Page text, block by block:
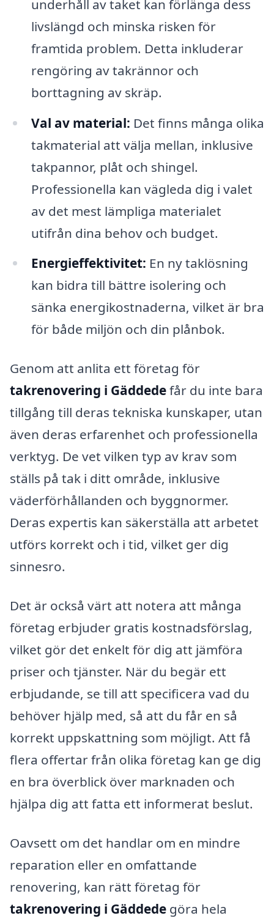
underhåll av taket kan förlänga dess
livslängd och minska risken för
framtida problem. Detta inkluderar
rengöring av takrännor och
borttagning av skräp.
Val av material: Det finns många olika
takmaterial att välja mellan, inklusive
takpannor, plåt och shingel.
Professionella kan vägleda dig i valet
av det mest lämpliga materialet
utifrån dina behov och budget.
Energieffektivitet: En ny taklösning
kan bidra till bättre isolering och
sänka energikostnaderna, vilket är bra
för både miljön och din plånbok.
Genom att anlita ett företag för
takrenovering i Gäddedefår du inte bara
tillgång till deras tekniska kunskaper, utan
även deras erfarenhet och professionella
verktyg. De vet vilken typ av krav som
ställs på tak i ditt område, inklusive
väderförhållanden och byggnormer.
Deras expertis kan säkerställa att arbetet
utförs korrekt och i tid, vilket ger dig
sinnesro.
Det är också värt att notera att många
företag erbjuder gratis kostnadsförslag,
vilket gör det enkelt för dig att jämföra
priser och tjänster. När du begär ett
erbjudande, se till att specificera vad du
behöver hjälp med, så att du får en så
korrekt uppskattning som möjligt. Att få
flera offertar från olika företag kan ge dig
en bra överblick över marknaden och
hjälpa dig att fatta ett informerat beslut.
Oavsett om det handlar om en mindre
reparation eller en omfattande
renovering, kan rätt företag för
takrenovering i Gäddede göra hela